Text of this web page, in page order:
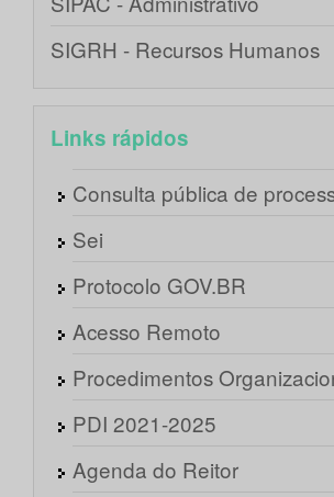
SIGRH - Recursos Humanos
Links rápidos
Consulta pública de
Sei
Protocolo GOV.BR
Acesso Remoto
Procedimentos
PDI 2021-2025
Agenda do Reitor